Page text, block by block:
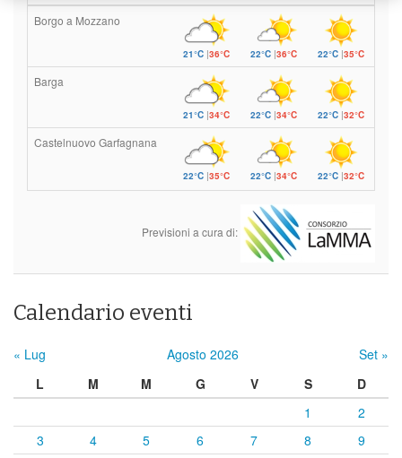
Borgo a Mozzano
21°C|36°C 22°C|36°C 22°C |35°C
Barga
21°C|34°C 22°C|34°C 22°C |32°C
Castelnuovo Garfagnana
22°C|35°C 22°C|34°C 22°C |32°C
Previsioni a cura di:
Calendario eventi
« Lug Agosto 2026
Set »
L
M M G V S
D
1
2
3
4 5 6 7 8
9